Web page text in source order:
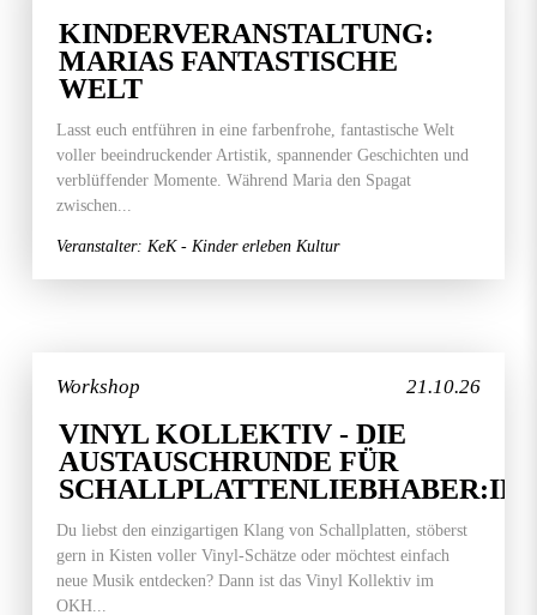
KINDERVERANSTALTUNG:
MARIAS FANTASTISCHE
WELT
Lasst euch entführen in eine farbenfrohe, fantastische Welt
voller beeindruckender Artistik, spannender Geschichten und
verblüffender Momente. Während Maria den Spagat
zwischen...
Veranstalter: KeK - Kinder erleben Kultur
21.10.26
Workshop
VINYL KOLLEKTIV - DIE
AUSTAUSCHRUNDE FÜR
Du liebst den einzigartigen Klang von Schallplatten, stöberst
gern in Kisten voller Vinyl-Schätze oder möchtest einfach
neue Musik entdecken? Dann ist das Vinyl Kollektiv im
OKH...